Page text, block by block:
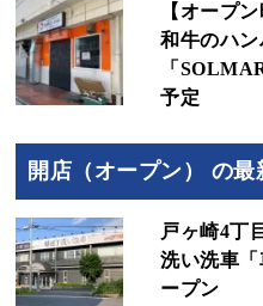
【オープ
和牛のハ
「
予定
開店（オープン） の最
戸ヶ崎4丁
洗い洗車「
ープン